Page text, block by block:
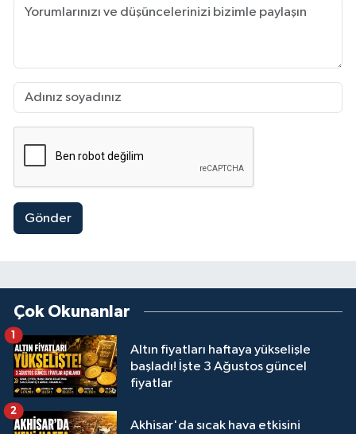
Gönder
Çok Okunanlar
Altın fiyatları haftaya yükselişle
başladı! İşte 3 Ağustos güncel
fiyatlar
1
Akhisar'da sıcak hava etkisini
2